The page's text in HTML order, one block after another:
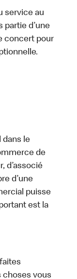
service au
partie d’une
concert pour
dans le
de
d’associé
d’une
puisse
est la
choses vous